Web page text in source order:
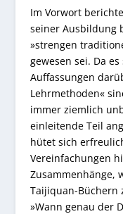
Im Vorwort
seiner Ausbildung
»strengen
gewesen sei. Da
Auffassungen
Lehrmethoden«
immer ziemlich
einleitende Teil
hütet sich
Vereinfachungen
Zusammenhänge,
Taijiquan-Büchern
»Wann genau der